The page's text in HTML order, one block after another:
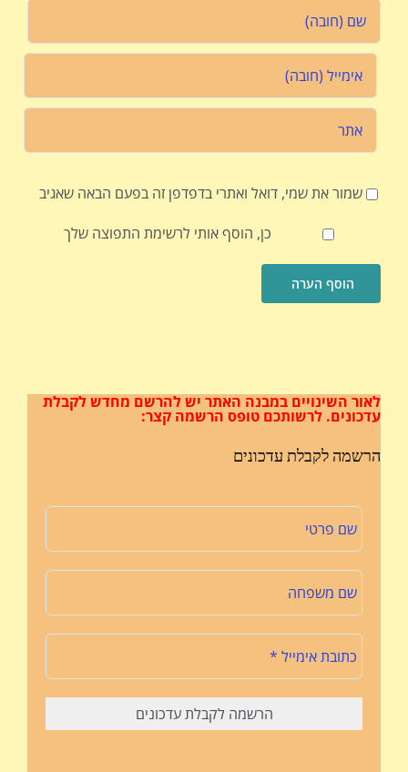
שמור את שמי, דואל ואתרי בדפדפן זה בפעם הבאה שאגיב
כן, הוסף אותי לרשימת התפוצה שלך
לאור השינויים במבנה האתריש להרשם מחדש לקבלת
עדכונים. לרשותכם טופס הרשמה קצר:
הרשמה לקבלת עדכונים